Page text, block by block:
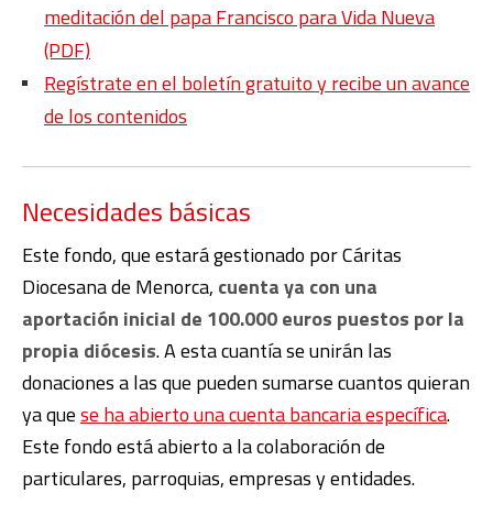
meditación del papa Francisco para Vida Nueva
(PDF)
Regístrate en el boletín gratuito y recibe un avance
de los contenidos
Necesidades básicas
Este fondo, que estará gestionado por Cáritas
Diocesana de Menorca, cuenta ya con una
aportación inicial de 100.000 euros puestos por la
propia diócesis. A esta cuantía se unirán las
donaciones a las que pueden sumarse cuantos quieran
ya quese ha abierto una cuenta bancaria específica.
Este fondo está abierto a la colaboración de
particulares, parroquias, empresas y entidades.